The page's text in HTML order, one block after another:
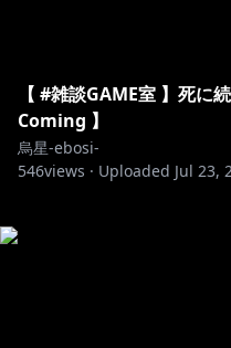
【 #雑談GAME室 】死に
Coming 】
烏星-ebosi-
546views · Uploaded Jul 23,